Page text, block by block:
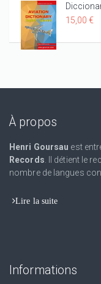
15,00 €
À propos
Henri Goursau est
Records . Il détient le
nombre de langues
Lire la suite
Informations